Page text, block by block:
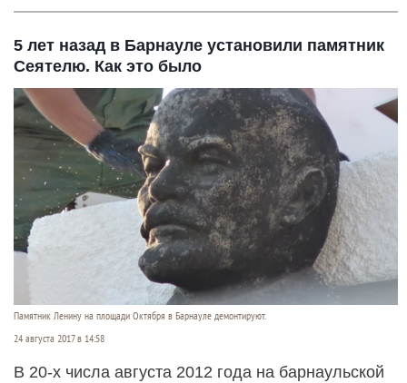
5 лет назад в Барнауле установили памятник
Сеятелю. Как это было
Памятник Ленину на площади Октября в Барнауле демонтируют.
24 августа 2017 в 14:58
В 20-х числа августа 2012 года на барнаульской